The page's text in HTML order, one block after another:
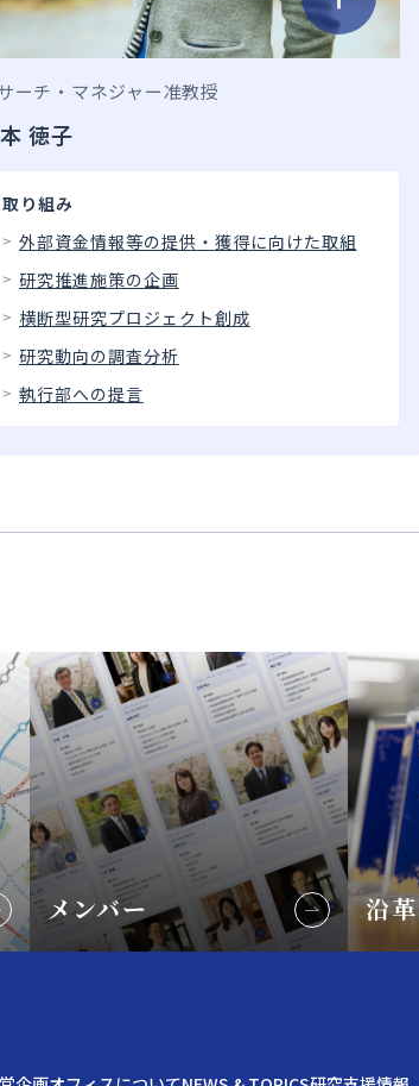
ーチ・マネジャー准教授
徳子
取り組み
外部資金情報等の提供・獲得に向けた取組
研究推進施策の企画
横断型研究プロジェクト創成
研究動向の調査分析
執行部への提言
メンバー 沿革